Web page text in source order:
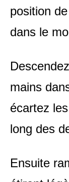
position
dans le
mains
écartez
long des
Ensuite